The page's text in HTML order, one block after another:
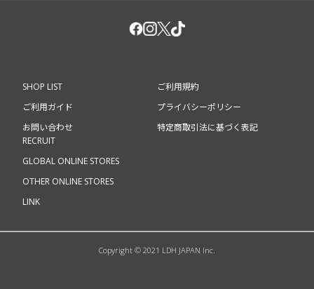
SHOP LIST
ご利用ガイド
お問い合わせ
ご利用規約
プライバシーポリシー
特定商取引法に基づく表記
RECRUIT
GLOBAL ONLINE STORES
OTHER ONLINE STORES
LINK
Copyright © 2021 LDH JAPAN Inc.